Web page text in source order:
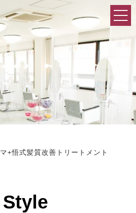
+悟式髪質改善トリートメント
Style